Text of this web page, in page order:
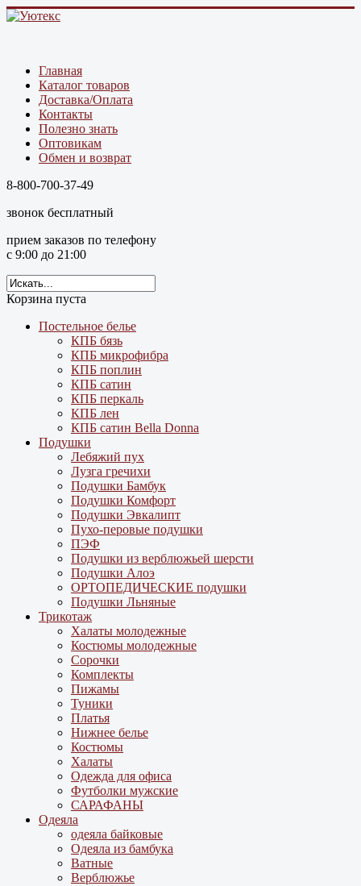
Главная
Каталог товаров
Доставка/Оплата
Контакты
Полезно знать
Оптовикам
Обмен и возврат
8-800-700-37-49
звонок бесплатный
прием заказов по телефону
с 9:00 до 21:00
Корзина пуста
Постельное белье
КПБ бязь
КПБ микрофибра
КПБ поплин
КПБ сатин
КПБ перкаль
КПБ лен
КПБ сатин Bella Donna
Подушки
Лебяжий пух
Лузга гречихи
Подушки Бамбук
Подушки Комфорт
Подушки Эвкалипт
Пухо-перовые подушки
ПЭФ
Подушки из верблюжьей шерсти
Подушки Алоэ
ОРТОПЕДИЧЕСКИЕ подушки
Подушки Льняные
Трикотаж
Халаты молодежные
Костюмы молодежные
Сорочки
Комплекты
Пижамы
Туники
Платья
Нижнее белье
Костюмы
Халаты
Одежда для офиса
Футболки мужские
САРАФАНЫ
Одеяла
одеяла байковые
Одеяла из бамбука
Ватные
Верблюжье